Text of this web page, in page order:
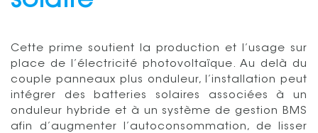
Cette prime soutient la production et l’usage sur
place de l’électricité photovoltaïque. Au delà du
couple panneaux plus onduleur, l’installation peut
intégrer des batteries solaires associées à un
onduleur hybride et à un système de gestion BMS
afin d’augmenter l’autoconsommation, de lisser